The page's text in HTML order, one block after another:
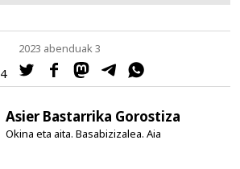
4
2023 abenduak 3
Asier Bastarrika Gorostiza
Okina eta aita. Basabizizalea. Aia